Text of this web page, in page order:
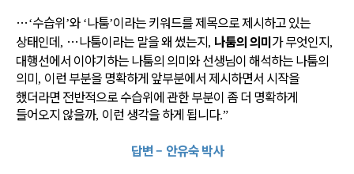
…‘수습위’와 ‘나툼’이라는 키워드를 제목으로 제시하고 있는
상태인데, …나툼이라는 말을 왜 썼는지, 나툼의 의미가 무엇인지,
대행선에서 이야기하는 나툼의 의미와 선생님이 해석하는 나툼의
의미, 이런 부분을 명확하게 앞부분에서 제시하면서 시작을
했더라면 전반적으로 수습위에 관한 부분이 좀 더 명확하게
들어오지 않을까, 이런 생각을 하게 됩니다.”
답변– 안유숙 박사